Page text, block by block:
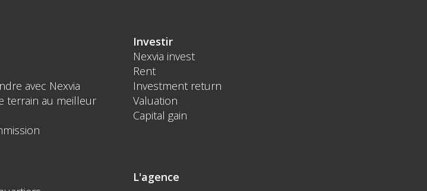
avec Nexvia
terrain au meilleur
Investir
Nexvia invest
Rent
Investment return
Valuation
Capital gain
L'agence